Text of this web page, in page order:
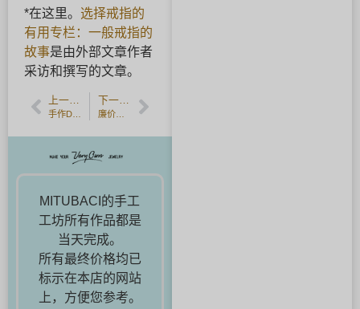
*在这里。 选择戒指的
有用专栏：一般戒指的
故事是由外部文章作者
采访和撰写的文章。
上一篇文章 下一篇文章
MITUBACI的手工
工坊所有作品都是
当天完成。
所有最终价格均已
标示在本店的网站
上，方便您参考。